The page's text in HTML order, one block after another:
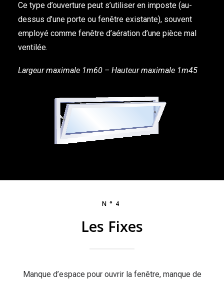
Ce type d’ouverture peut s’utiliser en imposte (au-
dessus d’une porte ou fenêtre existante), souvent
employé comme fenêtre d’aération d’une pièce mal
ventilée.
Largeur maximale 1m60 – Hauteur maximale 1m45
N°4
Les Fixes
Manque d’espace pour ouvrir la fenêtre, manque de